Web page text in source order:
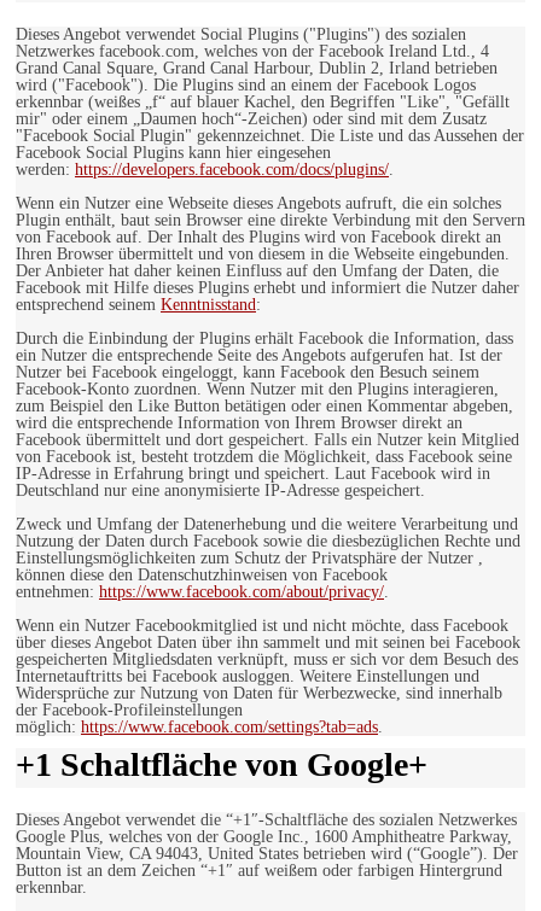
Dieses Angebot verwendet Social Plugins ("Plugins") des sozialen
Netzwerkes facebook.com, welches von der Facebook Ireland Ltd., 4
Grand Canal Square, Grand Canal Harbour, Dublin 2, Irland betrieben
wird ("Facebook"). Die Plugins sind an einem der Facebook Logos
erkennbar (weißes „f“ auf blauer Kachel, den Begriffen "Like", "Gefällt
mir" oder einem „Daumen hoch“-Zeichen) oder sind mit dem Zusatz
"Facebook Social Plugin" gekennzeichnet. Die Liste und das Aussehen der
Facebook Social Plugins kann hier eingesehen
werden: https://developers.facebook.com/docs/plugins/.
Wenn ein Nutzer eine Webseite dieses Angebots aufruft, die ein solches
Plugin enthält, baut sein Browser eine direkte Verbindung mit den Servern
von Facebook auf. Der Inhalt des Plugins wird von Facebook direkt an
Ihren Browser übermittelt und von diesem in die Webseite eingebunden.
Der Anbieter hat daher keinen Einfluss auf den Umfang der Daten, die
Facebook mit Hilfe dieses Plugins erhebt und informiert die Nutzer daher
entsprechend seinem Kenntnisstand:
Durch die Einbindung der Plugins erhält Facebook die Information, dass
ein Nutzer die entsprechende Seite des Angebots aufgerufen hat. Ist der
Nutzer bei Facebook eingeloggt, kann Facebook den Besuch seinem
Facebook-Konto zuordnen. Wenn Nutzer mit den Plugins interagieren,
zum Beispiel den Like Button betätigen oder einen Kommentar abgeben,
wird die entsprechende Information von Ihrem Browser direkt an
Facebook übermittelt und dort gespeichert. Falls ein Nutzer kein Mitglied
von Facebook ist, besteht trotzdem die Möglichkeit, dass Facebook seine
IP-Adresse in Erfahrung bringt und speichert. Laut Facebook wird in
Deutschland nur eine anonymisierte IP-Adresse gespeichert.
Zweck und Umfang der Datenerhebung und die weitere Verarbeitung und
Nutzung der Daten durch Facebook sowie die diesbezüglichen Rechte und
Einstellungsmöglichkeiten zum Schutz der Privatsphäre der Nutzer ,
können diese den Datenschutzhinweisen von Facebook
entnehmen: https://www.facebook.com/about/privacy/.
Wenn ein Nutzer Facebookmitglied ist und nicht möchte, dass Facebook
über dieses Angebot Daten über ihn sammelt und mit seinen bei Facebook
gespeicherten Mitgliedsdaten verknüpft, muss er sich vor dem Besuch des
Internetauftritts bei Facebook ausloggen. Weitere Einstellungen und
Widersprüche zur Nutzung von Daten für Werbezwecke, sind innerhalb
der Facebook-Profileinstellungen
möglich: https://www.facebook.com/settings?tab=ads.
+1 Schaltfläche von Google+
Dieses Angebot verwendet die “+1″-Schaltfläche des sozialen Netzwerkes
Google Plus, welches von der Google Inc., 1600 Amphitheatre Parkway,
Mountain View, CA 94043, United States betrieben wird (“Google”). Der
Button ist an dem Zeichen “+1″ auf weißem oder farbigen Hintergrund
erkennbar.